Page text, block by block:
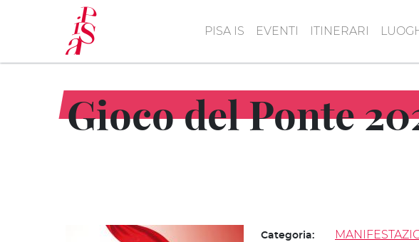
principale
PISA IS EVENTI ITINERARI
Gioco del Ponte
Categoria: